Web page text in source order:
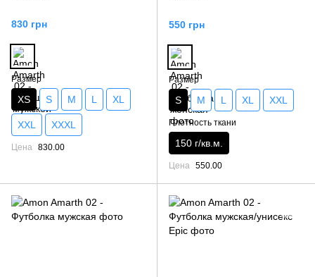
830 грн
Размер
XS S M L XL
XXL XXXL
Цена 830.00
550 грн
Размер
S M L XL XXL
Плотность ткани
150 г/кв.м.
Цена 550.00